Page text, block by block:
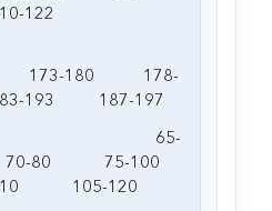
122
(см)
173-180 178-
193 187-197
(кг) 65-
80 75-100
105-120